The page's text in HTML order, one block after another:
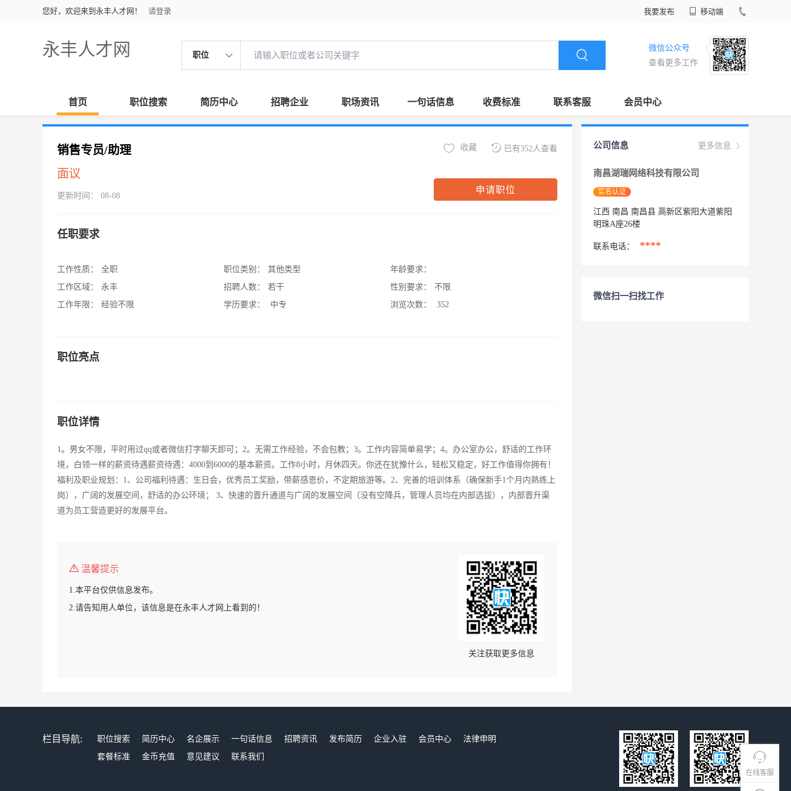
您好，欢迎来到永丰人才网！ 请登录 我要发布 移动端
永丰人才网 职位
微信公众号
查看更多工作
首页 职位搜索 简历中心 招聘企业 职场资讯 一句话信息 收费标准 联系客服 会员中心
在线客服
销售专员/助理
面议
更新时间： 08-08
已有352人查看
收藏
申请职位
任职要求
工作性质：
全职
工作区域：
永丰
工作年限：
经验不限
职位类别：
其他类型
招聘人数：
若干
学历要求：
中专
年龄要求：
性别要求：
不限
浏览次数：
352
职位亮点
职位详情
1。男女不限，平时用过qq或者微信打字聊天即可；2。无需工作经验，不会包教；3。工作内容简单易学；4。办公室办公，舒适的工作环
境，白领一样的薪资待遇薪资待遇：4000到6000的基本薪资。工作8小时，月休四天。你还在犹豫什么，轻松又稳定，好工作值得你拥有！
福利及职业规划：1、公司福利待遇：生日会，优秀员工奖励，带薪感恩价，不定期旅游等。2、完善的培训体系（确保新手1个月内熟练上
岗），广阔的发展空间，舒适的办公环境； 3、快速的晋升通道与广阔的发展空间（没有空降兵，管理人员均在内部选拔），内部晋升渠
道为员工营造更好的发展平台。
温馨提示
1.本平台仅供信息发布。
2.请告知用人单位，该信息是在永丰人才网上看到的！
关注获取更多信息
更多信息
公司信息
南昌湖瑞网络科技有限公司
实名认证
江西 南昌 南昌县 高新区紫阳大道紫阳
明珠A座26楼
联系电话： ****
微信扫一扫找工作
栏目导航: 职位搜索 简历中心 名企展示 一句话信息 招聘资讯 发布简历 企业入驻 会员中心
法律申明
套餐标准
金币充值 意见建议 联系我们